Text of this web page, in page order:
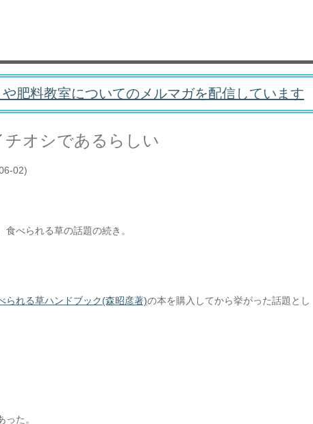
肥料教室についてのメルマガを配信しています
オシであるらしい
02)
食べられる草の話題の続き。
られる草ハンドブック(森昭彦著)の本を購入してから挙がった話題とし
た。